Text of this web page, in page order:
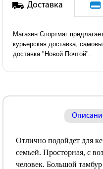
Доставка
Магазин Спортмаг
курьерская доставка,
доставка "Новой Почтой".
Отлично подойдет для
семьей. Просторная, с
человек. Большой